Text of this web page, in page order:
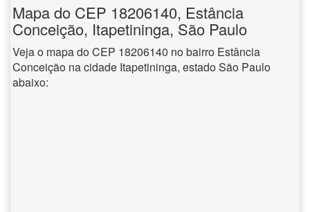
Mapa do CEP 18206140, Estância
Conceição, Itapetininga, São Paulo
Veja o mapa do CEP 18206140 no bairro Estância
Conceição na cidade Itapetininga, estado São Paulo
abaixo: